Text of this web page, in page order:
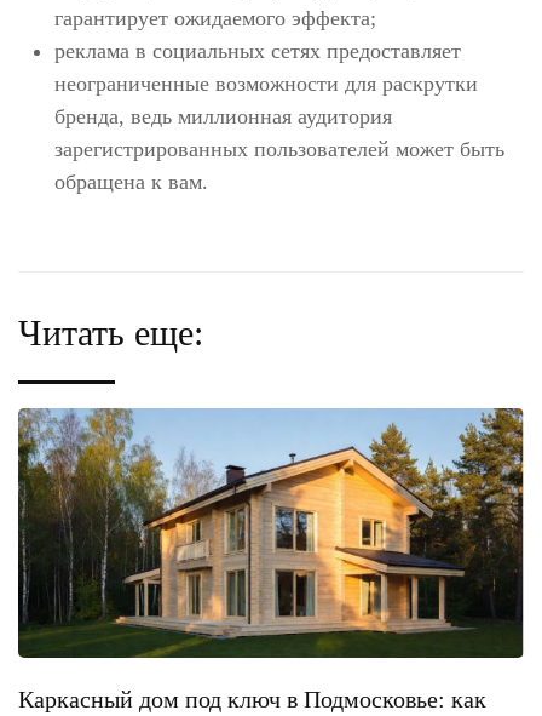
гарантирует ожидаемого эффекта;
реклама в социальных сетях предоставляет
неограниченные возможности для раскрутки
бренда, ведь миллионная аудитория
зарегистрированных пользователей может быть
обращена к вам.
Читать еще:
Каркасный дом под ключ в Подмосковье: как